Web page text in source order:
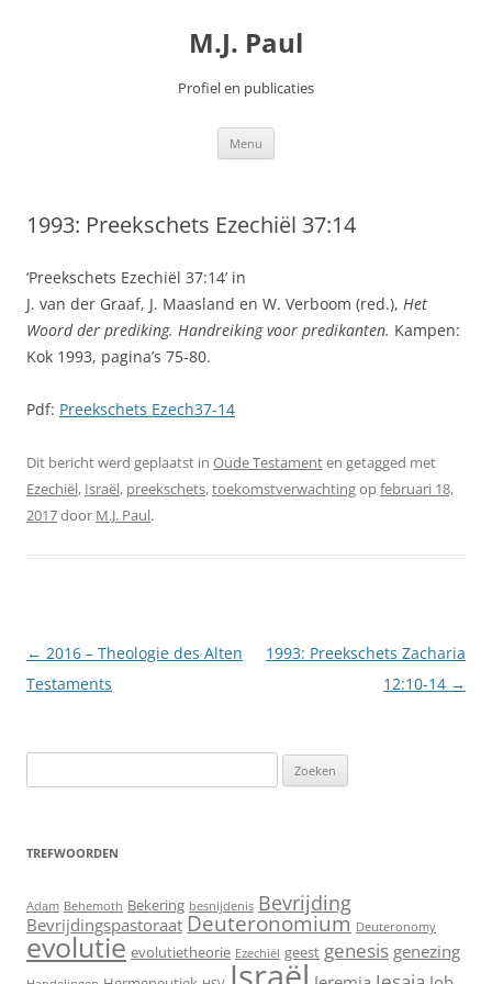
M.J. Paul
Profiel en publicaties
Menu
1993: Preekschets Ezechiël 37:14
‘Preekschets Ezechiël 37:14’ in
J. van der Graaf, J. Maasland en W. Verboom (red.), Het
Woord der prediking. Handreiking voor predikanten. Kampen:
Kok 1993, pagina’s 75-80.
Pdf: Preekschets Ezech37-14
Dit bericht werd geplaatst in Oude Testamenten getagged met
Ezechiël, Israël, preekschets,toekomstverwachtingopfebruari 18,
2017door M.J. Paul.
Berichtnavigatie
← 2016 – Theologie des Alten
Testaments
1993: Preekschets Zacharia
12:10-14 →
naar:
TREFWOORDEN
Adam Behemoth Bekering besnijdenis Bevrijding
Bevrijdingspastoraat Deuteronomium Deuteronomy
evolutie evolutietheorie Ezechiël geest genesis genezing